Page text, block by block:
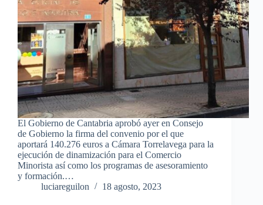
El Gobierno de Cantabria aprobó ayer en Consejo
de Gobierno la firma del convenio por el que
aportará 140.276 euros a Cámara Torrelavega para la
ejecución de dinamización para el Comercio
Minorista así como los programas de asesoramiento
y formación.…
luciareguilon
18 agosto, 2023